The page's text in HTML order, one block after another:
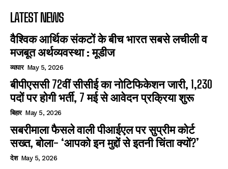
LATEST NEWS
वैश्विक आर्थिक संकटों के बीच भारत सबसे लचीली व
मजबूत अर्थव्यवस्था : मूडीज
व्यापार May 5, 2026
बीपीएससी 72वीं सीसीई का नोटिफिकेशन जारी, 1,230
पदों पर होगी भर्ती, 7 मई से आवेदन प्रक्रिया शुरू
बिहार May 5, 2026
सबरीमाला फैसले वाली पीआईएल पर सुप्रीम कोर्ट
सख्त, बोला- ‘आपको इन मुद्दों से इतनी चिंता क्यों?’
देश May 5, 2026